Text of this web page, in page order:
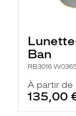
Ban
RB3016
À partir de
135,00